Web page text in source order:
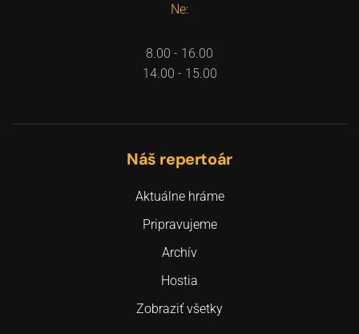
Ne:
8.00 - 16.00
14.00 - 15.00
Náš repertoár
Aktuálne hráme
Pripravujeme
Archív
Hostia
Zobraziť všetky